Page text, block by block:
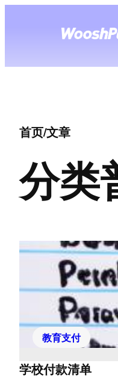
首页/文章
分类
教育支付
学校付款清单